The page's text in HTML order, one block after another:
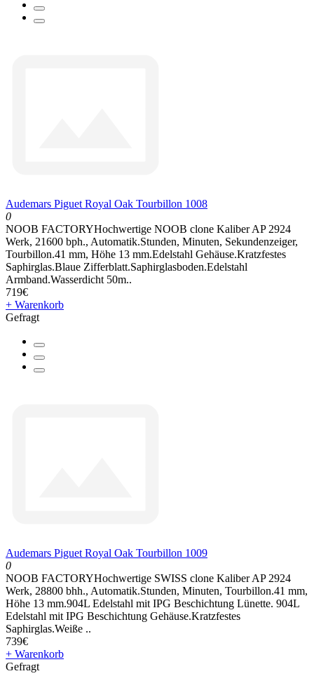
Audemars Piguet Royal Oak Tourbillon 1008
0
NOOB FACTORYHochwertige NOOB clone Kaliber AP 2924
Werk, 21600 bph., Automatik.Stunden, Minuten, Sekundenzeiger,
Tourbillon.41 mm, Höhe 13 mm.Edelstahl Gehäuse.Kratzfestes
Saphirglas.Blaue Zifferblatt.Saphirglasboden.Edelstahl
Armband.Wasserdicht 50m..
719€
+ Warenkorb
Gefragt
Audemars Piguet Royal Oak Tourbillon 1009
0
NOOB FACTORYHochwertige SWISS clone Kaliber AP 2924
Werk, 28800 bhh., Automatik.Stunden, Minuten, Tourbillon.41 mm,
Höhe 13 mm.904L Edelstahl mit IPG Beschichtung Lünette. 904L
Edelstahl mit IPG Beschichtung Gehäuse.Kratzfestes
Saphirglas.Weiße ..
739€
+ Warenkorb
Gefragt